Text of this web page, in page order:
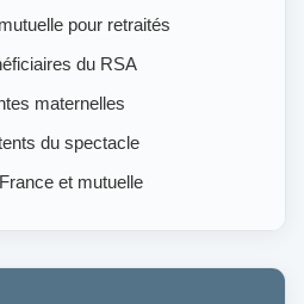
pour retraités
du RSA
maternelles
du spectacle
et mutuelle